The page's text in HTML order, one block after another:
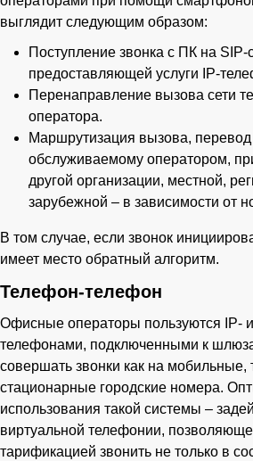
выглядит следующим образом:
Поступление звонка с ПК на SIP-
предоставляющей услуги IP-
Перенаправление вызова сети
оператора.
Маршрутизация вызова, перевод
обслуживаемому оператором,
другой организации, местной,
зарубежной – в зависимости от
В том случае, если звонок
имеет место обратный алгоритм.
Телефон-телефон
Офисные операторы пользуются IP-
телефонами, подключенными к
совершать звонки как на мобильные,
стационарные городские номера.
использования такой системы –
виртуальной телефонии,
тарификацией звонить не только в